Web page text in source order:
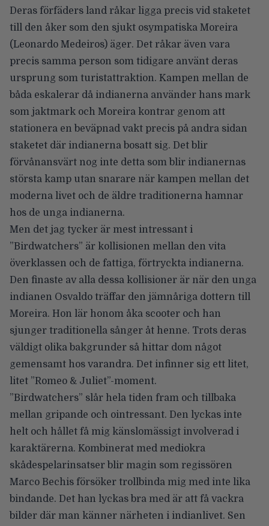
Deras förfäders land råkar ligga precis vid staketet
till den åker som den sjukt osympatiska Moreira
(Leonardo Medeiros) äger. Det råkar även vara
precis samma person som tidigare använt deras
ursprung som turistattraktion. Kampen mellan de
båda eskalerar då indianerna använder hans mark
som jaktmark och Moreira kontrar genom att
stationera en beväpnad vakt precis på andra sidan
staketet där indianerna bosatt sig. Det blir
förvånansvärt nog inte detta som blir indianernas
största kamp utan snarare när kampen mellan det
moderna livet och de äldre traditionerna hamnar
hos de unga indianerna.
Men det jag tycker är mest intressant i
”Birdwatchers” är kollisionen mellan den vita
överklassen och de fattiga, förtryckta indianerna.
Den finaste av alla dessa kollisioner är när den unga
indianen Osvaldo träffar den jämnåriga dottern till
Moreira. Hon lär honom åka scooter och han
sjunger traditionella sånger åt henne. Trots deras
väldigt olika bakgrunder så hittar dom något
gemensamt hos varandra. Det infinner sig ett litet,
litet ”Romeo & Juliet”-moment.
”Birdwatchers” slår hela tiden fram och tillbaka
mellan gripande och ointressant. Den lyckas inte
helt och hållet få mig känslomässigt involverad i
karaktärerna. Kombinerat med mediokra
skådespelarinsatser blir magin som regissören
Marco Bechis försöker trollbinda mig med inte lika
bindande. Det han lyckas bra med är att få vackra
bilder där man känner närheten i indianlivet. Sen